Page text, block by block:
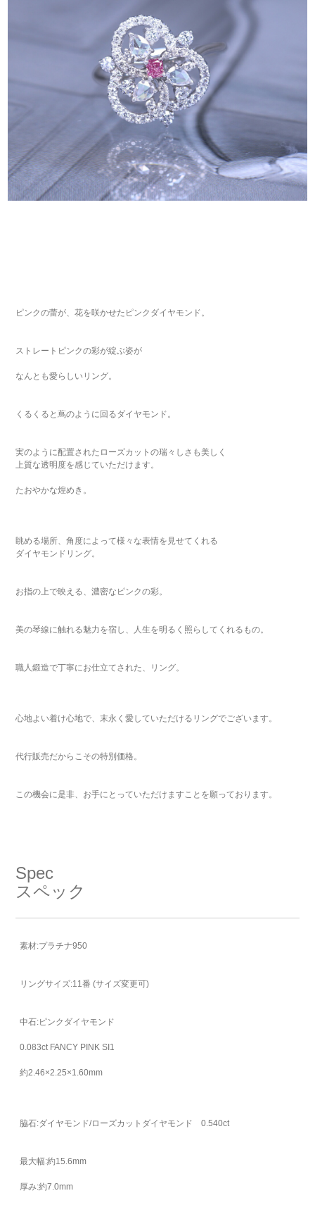
ピンクの蕾が、花を咲かせたピンクダイヤモンド。
ストレートピンクの彩が綻ぶ姿が
なんとも愛らしいリング。
くるくると蔦のように回るダイヤモンド。
実のように配置されたローズカットの瑞々しさも美しく
上質な透明度を感じていただけます。
たおやかな煌めき。
眺める場所、角度によって様々な表情を見せてくれる
ダイヤモンドリング。
お指の上で映える、濃密なピンクの彩。
美の琴線に触れる魅力を宿し、人生を明るく照らしてくれるもの。
職人鍛造で丁寧にお仕立てされた、リング。
心地よい着け心地で、末永く愛していただけるリングでございます。
代行販売だからこその特別価格。
この機会に是非、お手にとっていただけますことを願っております。
Spec
スペック
素材:プラチナ950
リングサイズ:11番 (サイズ変更可)
中石:ピンクダイヤモンド
0.083ct FANCY PINK SI1
約2.46×2.25×1.60mm
脇石:ダイヤモンド/ローズカットダイヤモンド 0.540ct
最大幅:約15.6mm
厚み:約7.0mm